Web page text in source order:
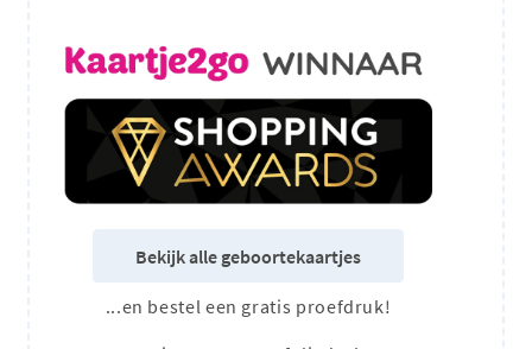
Bekijk alle geboortekaartjes
...en bestel een gratis proefdruk!